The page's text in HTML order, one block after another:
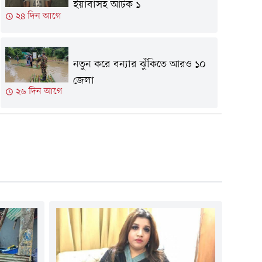
২৪ দিন আগে
ইয়াবাসহ আটক ১
২৬ দিন আগে
নতুন করে বন্যার ঝুঁকিতে আরও ১০
জেলা